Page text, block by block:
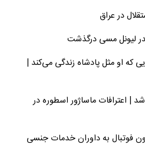
لیونل مسی درگذشت
که او مثل پادشاه زندگی می‌کند |
| اعترافات ماساژور اسطوره در
فوتبال به داوران خدمات جنسی